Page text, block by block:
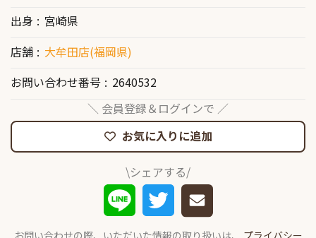
出身
宮崎県
店舗
大牟田店(福岡県)
お問い合わせ番号
2640532
＼ 会員登録＆ログインで ／
お気に入りに追加
\シェアする/
お問い合わせの際、いただいた情報の取り扱いは、 プライバシー